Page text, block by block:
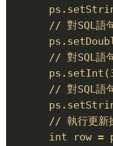
// 對SQL語
// 對SQL語
// 對SQL語
// 執行更新
int row =